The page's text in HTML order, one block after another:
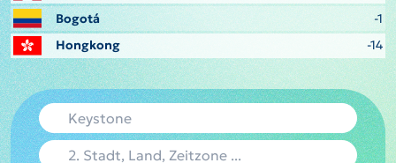
Bogotá
-1
Hongkong
-14